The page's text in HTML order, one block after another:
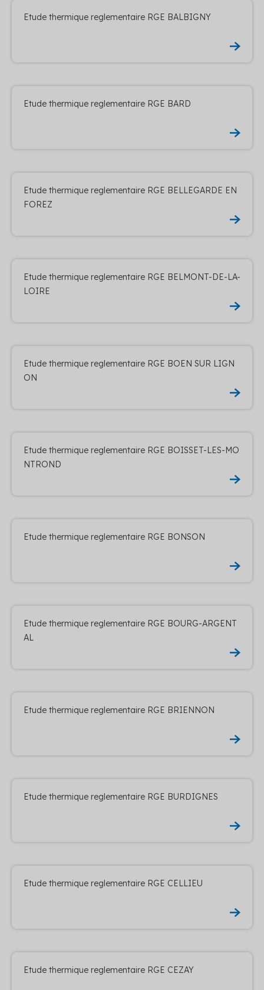
Etude thermique reglementaire RGE BALBIGNY
Etude thermique reglementaire RGE BARD
Etude thermique reglementaire RGE BELLEGARDE EN
FOREZ
Etude thermique reglementaire RGE BELMONT-DE-LA-
LOIRE
Etude thermique reglementaire RGE BOEN SUR LIGN
ON
Etude thermique reglementaire RGE BOISSET-LES-MO
NTROND
Etude thermique reglementaire RGE BONSON
Etude thermique reglementaire RGE BOURG-ARGENT
AL
Etude thermique reglementaire RGE BRIENNON
Etude thermique reglementaire RGE BURDIGNES
Etude thermique reglementaire RGE CELLIEU
Etude thermique reglementaire RGE CEZAY